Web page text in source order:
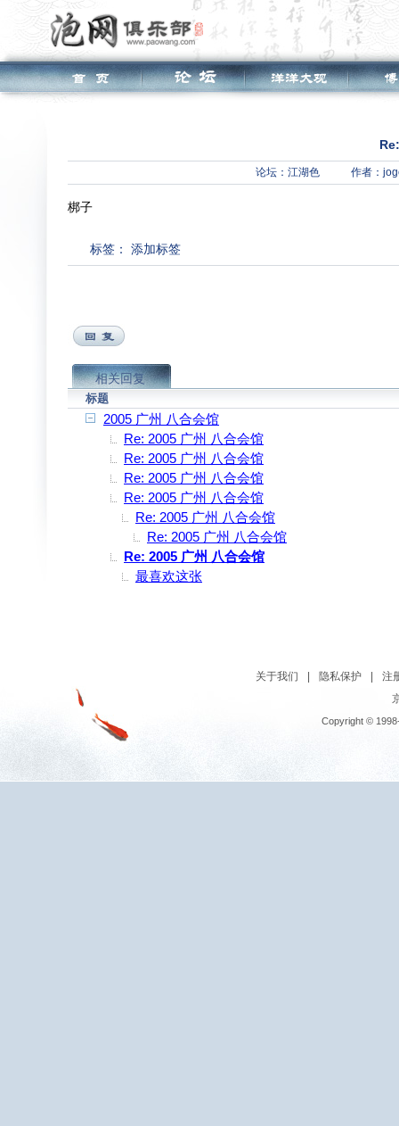
论坛： 江湖色 作者：
梆子
标签： 添加标签
相关回复
标题
2005 广州 八合会馆
Re: 2005 广州 八合会馆
Re: 2005 广州 八合会馆
Re: 2005 广州 八合会馆
Re: 2005 广州 八合会馆
Re: 2005 广州 八合会馆
Re: 2005 广州 八合会馆
Re: 2005 广州 八合会馆
最喜欢这张
关于我们 隐私保护
注
Copyright ©